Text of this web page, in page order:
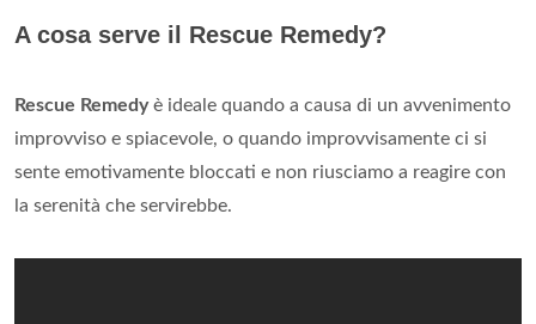
A cosa serve il Rescue Remedy?
Rescue Remedyè ideale quando a causa di un avvenimento
improvviso e spiacevole, o quando improvvisamente ci si
sente emotivamente bloccati e non riusciamo a reagire con
la serenità che servirebbe.